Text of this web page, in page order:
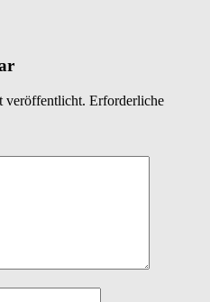
veröffentlicht. Erforderliche